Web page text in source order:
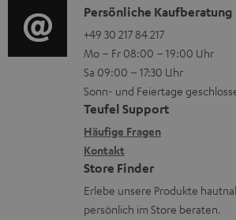
e
n
t
i
o
n
e
n
z
u
r
i
o
-
L
e
x
i
k
o
K
o
n
t
a
k
t
d
a
Persönliche Kaufberatung
+49 30 217 84 217
Mo – Fr 08:00 – 19:00 Uhr
Sa 09:00 – 17:30 Uhr
Sonn- und Feiertage
Teufel Support
Häufige Fragen
Kontakt
Store Finder
Erlebe unsere Produkte
persönlich im Store beraten.